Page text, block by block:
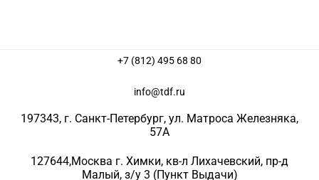
+7 (812) 495 68 80
info@tdf.ru
197343, г. Санкт-Петербург, ул. Матроса Железняка,
57A
127644,Москва г. Химки, кв-л Лихачевский, пр-д
Малый, з/у 3 (Пункт Выдачи)